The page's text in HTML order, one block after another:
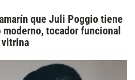
que Juli Poggio tiene
tocador funcional
vitrina